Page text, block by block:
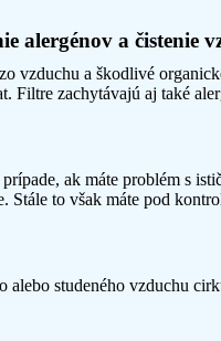
alergénov a čistenie
vzduchu a škodlivé
zachytávajú aj také
ak máte problém s
Stále to však máte pod
alebo studeného vzduchu